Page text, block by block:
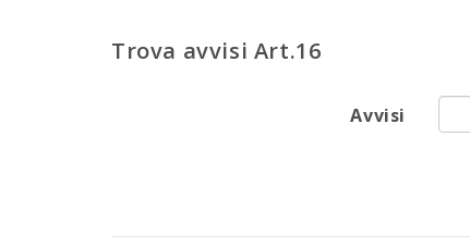
Trova avvisi Art.16
Avvisi